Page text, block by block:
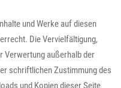
und Werke auf diesen
Die Vervielfältigung,
Verwertung außerhalb der
schriftlichen Zustimmung des
und Kopien dieser Seite